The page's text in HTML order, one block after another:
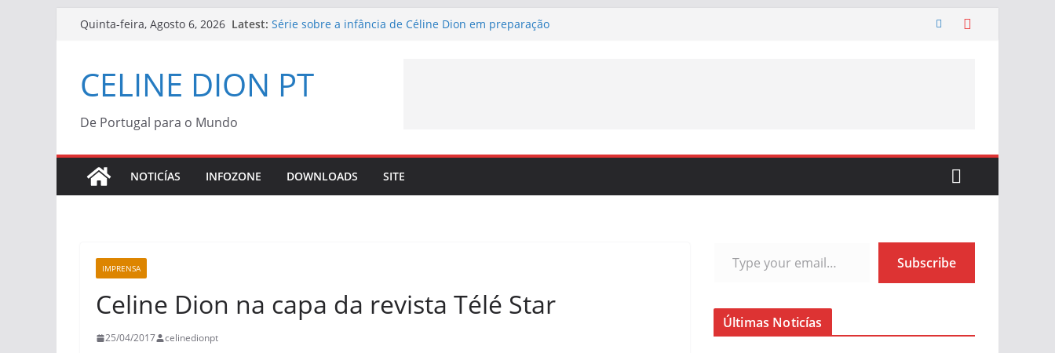
Quinta-feira, Agosto 6, 2026 Latest: Série sobre a infância de Céline Dion em preparação
Céline Dion confirma lançamento de nova canção –
“Bonjour, Pardon, Merci” – a 3 de julho
CELINE DION PT
De Portugal para o Mundo
NOTICÍAS INFOZONE DOWNLOADS SITE
IMPRENSA
Celine Dion na capa da revista Télé Star
25/04/2017 celinedionpt
Subscribe
Últimas Noticías